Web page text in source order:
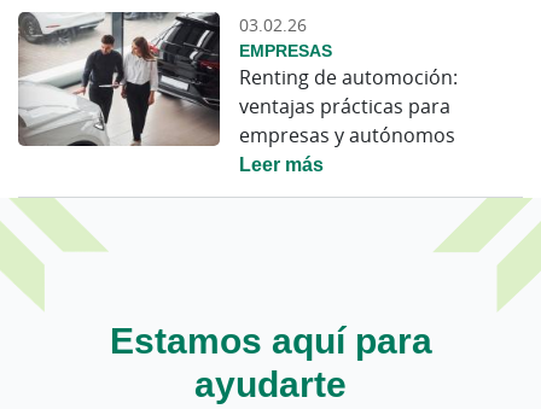
03.02.26
EMPRESAS
Renting de automoción:
ventajas prácticas para
empresas y autónomos
Leer más
Estamos aquí para
ayudarte